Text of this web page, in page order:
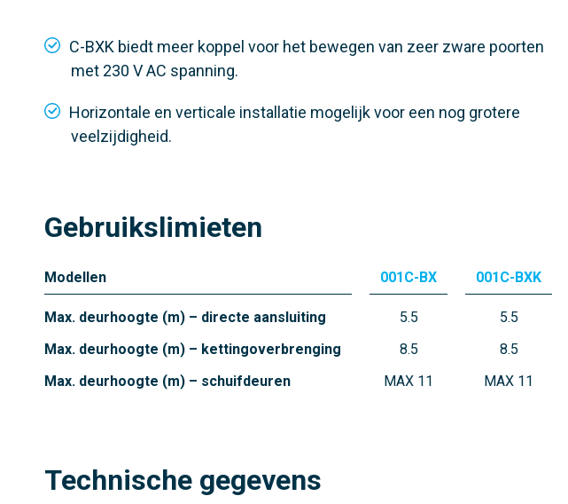
Kracht
C-BXK biedt meer koppel voor het bewegen van zeer zware poorten
met 230 V AC spanning.
Horizontale en verticale installatie mogelijk voor een nog grotere
veelzijdigheid.
Gebruikslimieten
Modellen
Max. deurhoogte (m) – directe aansluiting
Max. deurhoogte (m) – kettingoverbrenging
Max. deurhoogte (m) – schuifdeuren
001C-BX
5.5
8.5
MAX 11
001C-BXK
5.5
8.5
MAX 11
Technische gegevens